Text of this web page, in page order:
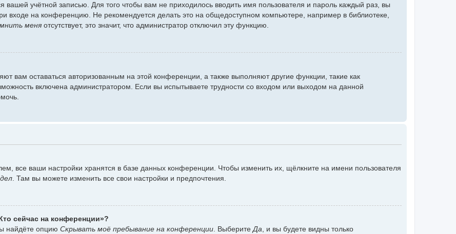
вашей учётной записью. Для того чтобы вам не приходилось вводить имя пользователя и пароль каждый раз, вы
входе на конференцию. Не рекомендуется делать это на общедоступном компьютере, например в библиотеке,
меня отсутствует, это значит, что администратор отключил эту функцию.
вам оставаться авторизованным на этой конференции, а также выполняют другие функции, такие как
включена администратором. Если вы испытываете трудности со входом или выходом на данной
все ваши настройки хранятся в базе данных конференции. Чтобы изменить их, щёлкните на имени пользователя
. Там вы можете изменить все свои настройки и предпочтения.
сейчас на конференции»?
найдёте опцию Скрывать моё пребывание на конференции . Выберите Да , и вы будете видны только